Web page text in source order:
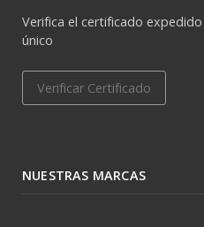
Verifica el certificado
único
Verificar Certificado
NUESTRAS MARCAS